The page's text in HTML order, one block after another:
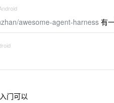
awesome-agent-harness 有
门可以